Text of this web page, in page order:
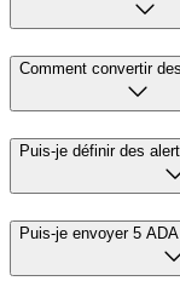
Comment convertir
Puis-je définir des
Puis-je envoyer 5